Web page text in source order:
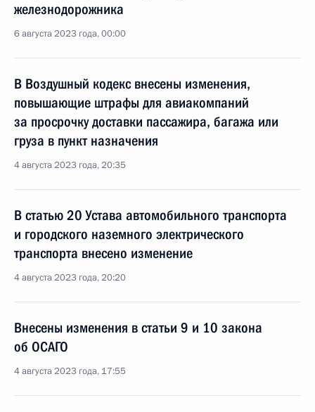
железнодорожника
6 августа 2023 года, 00:00
В Воздушный кодекс внесены изменения,
повышающие штрафы для авиакомпаний
за просрочку доставки пассажира, багажа или
груза в пункт назначения
4 августа 2023 года, 20:35
В статью 20 Устава автомобильного транспорта
и городского наземного электрического
транспорта внесено изменение
4 августа 2023 года, 20:20
Внесены изменения в статьи 9 и 10 закона
об ОСАГО
4 августа 2023 года, 17:55